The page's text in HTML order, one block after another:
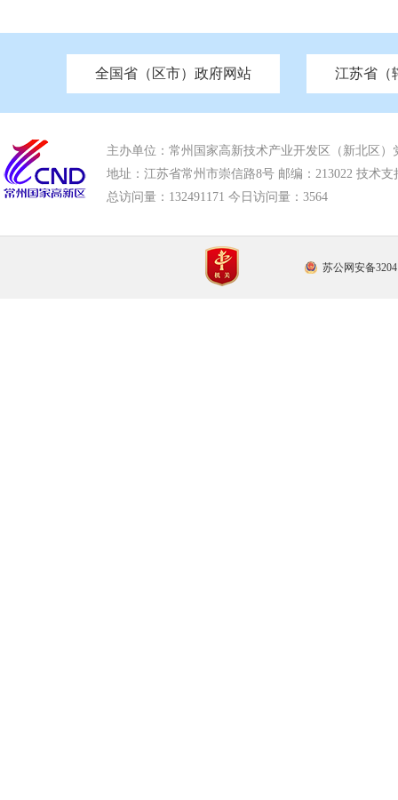
全国省（区市）政府网站
北京 天津 重庆 河南 河北 山西
江苏省（
中国江苏 南京市政府 苏州市政府 无锡
市发改委 市工信局 市教育局 市科技局 市
市应急管理局 市审计局 市外事办 市生态
主办单位：常州国家高新技术产业开发区（新北区）
地址：江苏省常州市崇信路8号 邮编：213022 技术支
总访问量： 132491171 今日访问量： 3564
苏公网安备